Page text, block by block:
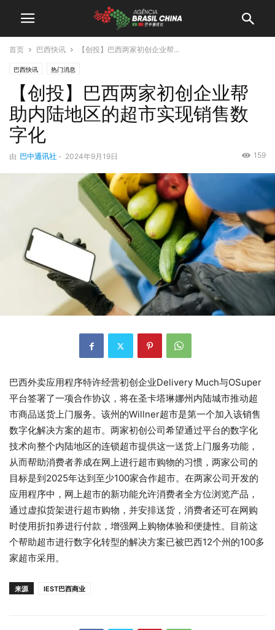
首页 巴西快讯 【创投】巴西两家初创企业帮...
巴西快讯 热门消息
【创投】巴西两家初创企业帮
助内陆地区的超市实现销售数
字化
由 巴中通讯社 - 2024年9月19日 159
巴西外卖应用程序特许经营初创企业Delivery Much与OSuper
平台签署了一项合作协议，将在圣卡塔琳娜州内陆城市推动超
市商品送货上门服务。该州的Willner超市是第一个加入该销售
数字化解决方案的超市。两家初创公司希望通过平台的数字化
技术向整个内陆地区的连锁超市提供这一送货上门服务功能，
从而帮助消费者养成在网上进行超市购物的习惯，两家公司的
目标是到2025年达到至少100家合作超市。在两家公司开发的
应用程序中，网上超市的新功能允许消费者全方位浏览产品，
通过虚拟货架进行超市购物，并安排送货，消费者还可在网购
时使用折扣券进行付款，增强网上购物体验和便捷性。目前这
个帮助超市进行数字化转型的解决方案已被巴西12个州的100多
家超市采用。
来源 IEST巴西商业